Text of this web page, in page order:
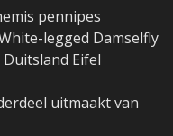
pennipes
legged Damselfly
Eifel
uitmaakt van